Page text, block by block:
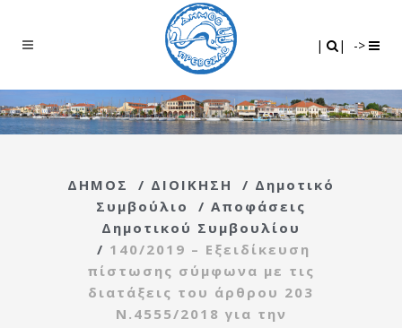
| | ->
ΔΗΜΟΣ / ΔΙΟΙΚΗΣΗ / Δημοτικό
Συμβούλιο
/ Αποφάσεις
Δημοτικού Συμβουλίου
/ 140/2019 – Εξειδίκευση
πίστωσης σύμφωνα με τις
διατάξεις του άρθρου 203
Ν.4555/2018 για την